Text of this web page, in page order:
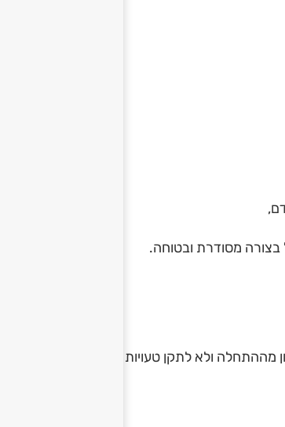
בצורה מסודרת ובטוחה.
מההתחלה ולא לתקן טעויות